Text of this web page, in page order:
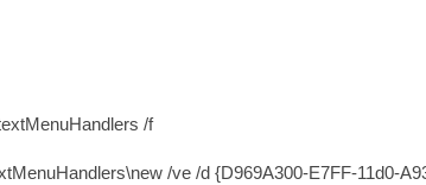
/f
/ve /d {D969A300-E7FF-11d0-